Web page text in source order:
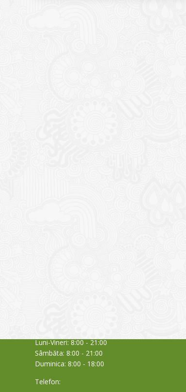
Luni-Vineri: 8:00 - 21:00
Sâmbăta: 8:00 - 21:00
Duminica: 8:00 - 18:00
Telefon: